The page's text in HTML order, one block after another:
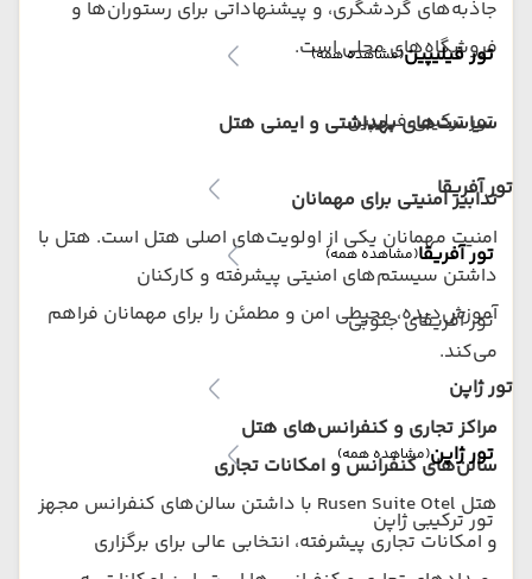
تور فیلیپین(مشاهده همه)
تور ترکیبی فیلیپین
تور آفریقا
تور آفریقا(مشاهده همه)
تور آفریقای جنوبی
تور ژاپن
تور ژاپن(مشاهده همه)
تور ترکیبی ژاپن
جاذبه‌های گردشگری، و پیشنهاداتی برای رستوران‌ها و
فروشگاه‌های محلی است.
سیاست‌های بهداشتی و ایمنی هتل
تدابیر امنیتی برای مهمانان
امنیت مهمانان یکی از اولویت‌های اصلی هتل است. هتل با
داشتن سیستم‌های امنیتی پیشرفته و کارکنان
آموزش‌دیده، محیطی امن و مطمئن را برای مهمانان فراهم
می‌کند.
مراکز تجاری و کنفرانس‌های هتل
سالن‌های کنفرانس و امکانات تجاری
هتل Rusen Suite Otel با داشتن سالن‌های کنفرانس مجهز
و امکانات تجاری پیشرفته، انتخابی عالی برای برگزاری